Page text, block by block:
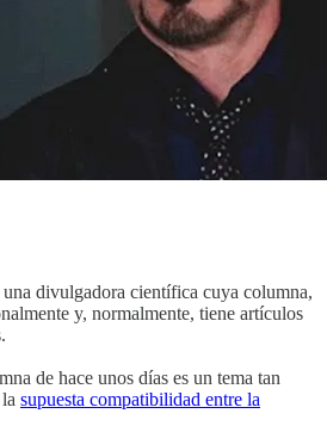
una divulgadora científica cuya columna,
y, normalmente, tiene artículos
de hace unos días es un tema tan
supuesta compatibilidad entre la